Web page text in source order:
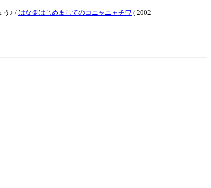
う♪ / はな＠はじめましてのコニャニャチワ ( 2002-